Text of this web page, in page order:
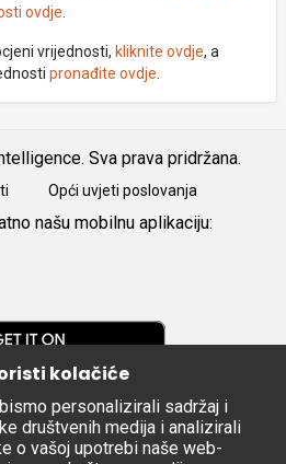
ovdje
vrijednosti, kliknite ovdje, a
pronađite ovdje
Sva prava pridržana.
Opći uvjeti poslovanja
našu mobilnu aplikaciju:
kolačiće
personalizirali sadržaj i
društvenih medija i analizirali
o vašoj upotrebi naše web-